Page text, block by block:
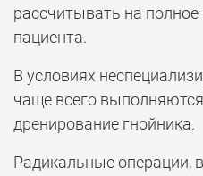
рассчитывать на
пациента.
В условиях
чаще всего
дренирование гнойника.
Радикальные операции,